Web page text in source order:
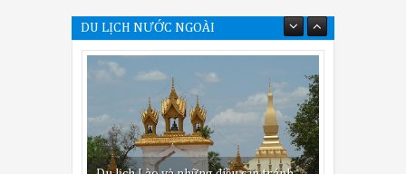
DU LỊCH NƯỚC NGOÀI
Du lịch Lào và những điều cần tránh